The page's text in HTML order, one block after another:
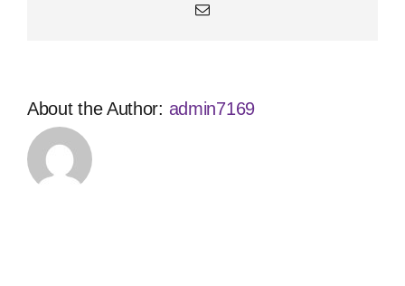
Email
About the Author: admin7169